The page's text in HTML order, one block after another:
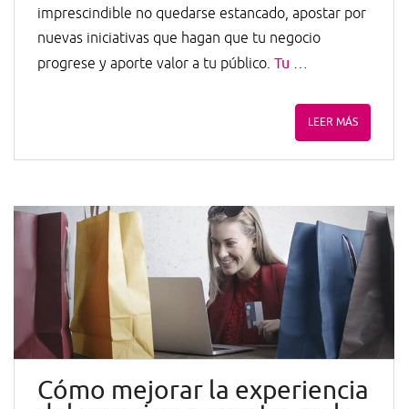
imprescindible no quedarse estancado, apostar por
nuevas iniciativas que hagan que tu negocio
progrese y aporte valor a tu público. Tu …
LEER MÁS
Cómo mejorar la experiencia